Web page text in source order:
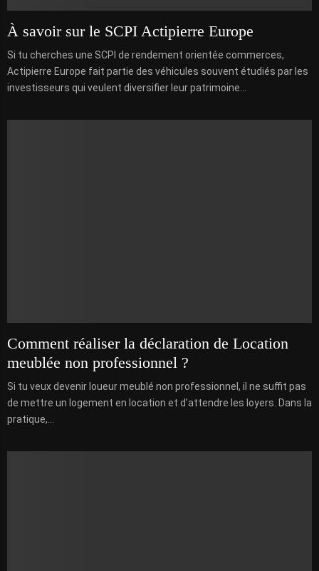
À savoir sur le SCPI Actipierre Europe
Si tu cherches une SCPI de rendement orientée commerces,
Actipierre Europe fait partie des véhicules souvent étudiés par les
investisseurs qui veulent diversifier leur patrimoine...
Comment réaliser la déclaration de Location
meublée non professionnel ?
Si tu veux devenir loueur meublé non professionnel, il ne suffit pas
de mettre un logement en location et d’attendre les loyers. Dans la
pratique,...